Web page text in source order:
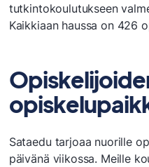
tutkintokoulutukseen
Kaikkiaan haussa on 426
Sataedu tarjoaa nuorille
päivänä viikossa. Meille